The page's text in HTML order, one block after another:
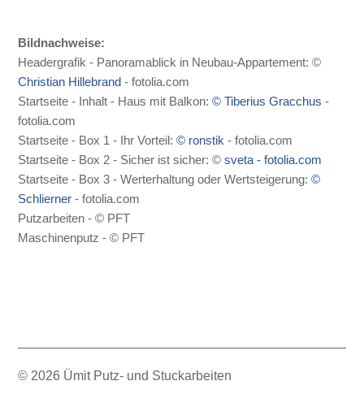
Bildnachweise:
Headergrafik - Panoramablick in Neubau-Appartement: ©
Christian Hillebrand - fotolia.com
Startseite - Inhalt - Haus mit Balkon:© Tiberius Gracchus -
fotolia.com
Startseite - Box 1 - Ihr Vorteil:© ronstik - fotolia.com
Startseite - Box 2 - Sicher ist sicher: ©sveta - fotolia.com
Startseite - Box 3 - Werterhaltung oder Wertsteigerung:©
Schlierner - fotolia.com
Putzarbeiten - © PFT
Maschinenputz - © PFT
© 2026 Ümit Putz- und Stuckarbeiten